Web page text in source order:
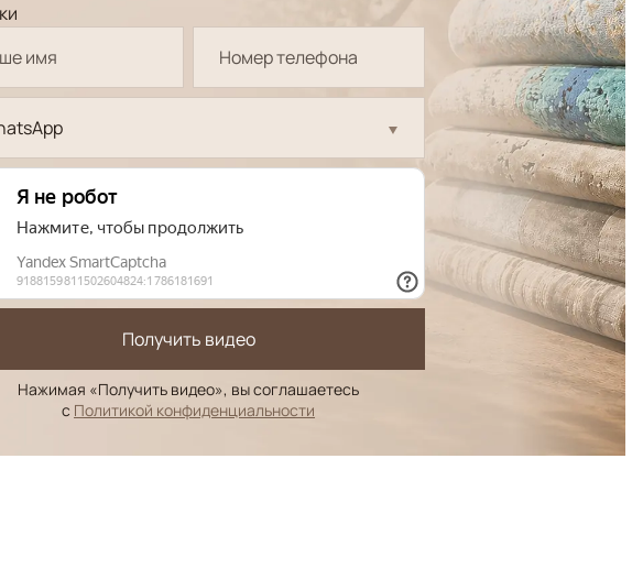
Получить видео
Нажимая «Получить видео», вы соглашаетесь
с Политикой конфиденциальности